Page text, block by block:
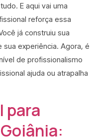
E aqui vai uma
reforça essa
já construiu sua
experiência. Agora, é
de profissionalismo
ajuda ou atrapalha
para